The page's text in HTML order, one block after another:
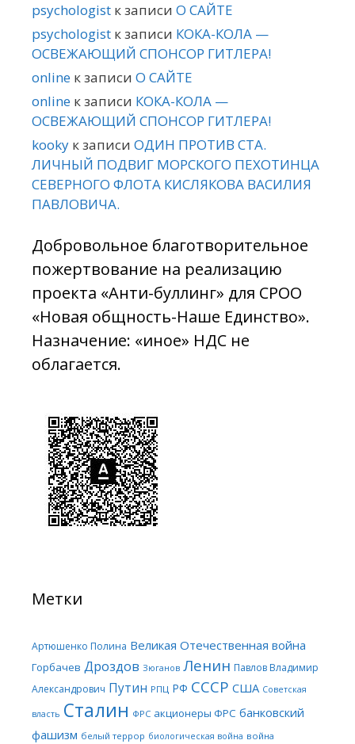
psychologist к записи О САЙТЕ
psychologist к записи КОКА-КОЛА —
ОСВЕЖАЮЩИЙ СПОНСОР ГИТЛЕРА!
online к записи О САЙТЕ
online к записи КОКА-КОЛА —
ОСВЕЖАЮЩИЙ СПОНСОР ГИТЛЕРА!
kooky к записи ОДИН ПРОТИВ СТА.
ЛИЧНЫЙ ПОДВИГ МОРСКОГО ПЕХОТИНЦА
СЕВЕРНОГО ФЛОТА КИСЛЯКОВА ВАСИЛИЯ
ПАВЛОВИЧА.
Добровольное благотворительное
пожертвование на реализацию
проекта «Анти-буллинг» для СРОО
«Новая общность-Наше Единство».
Назначение: «иное» НДС не
облагается.
Метки
Артюшенко Полина Великая Отечественная война
Горбачев Дроздов Зюганов Ленин Павлов Владимир
Александрович Путин РПЦ РФ СССР США Советская
власть Сталин ФРС акционеры ФРС банковский
фашизм белый террор биологическая война война